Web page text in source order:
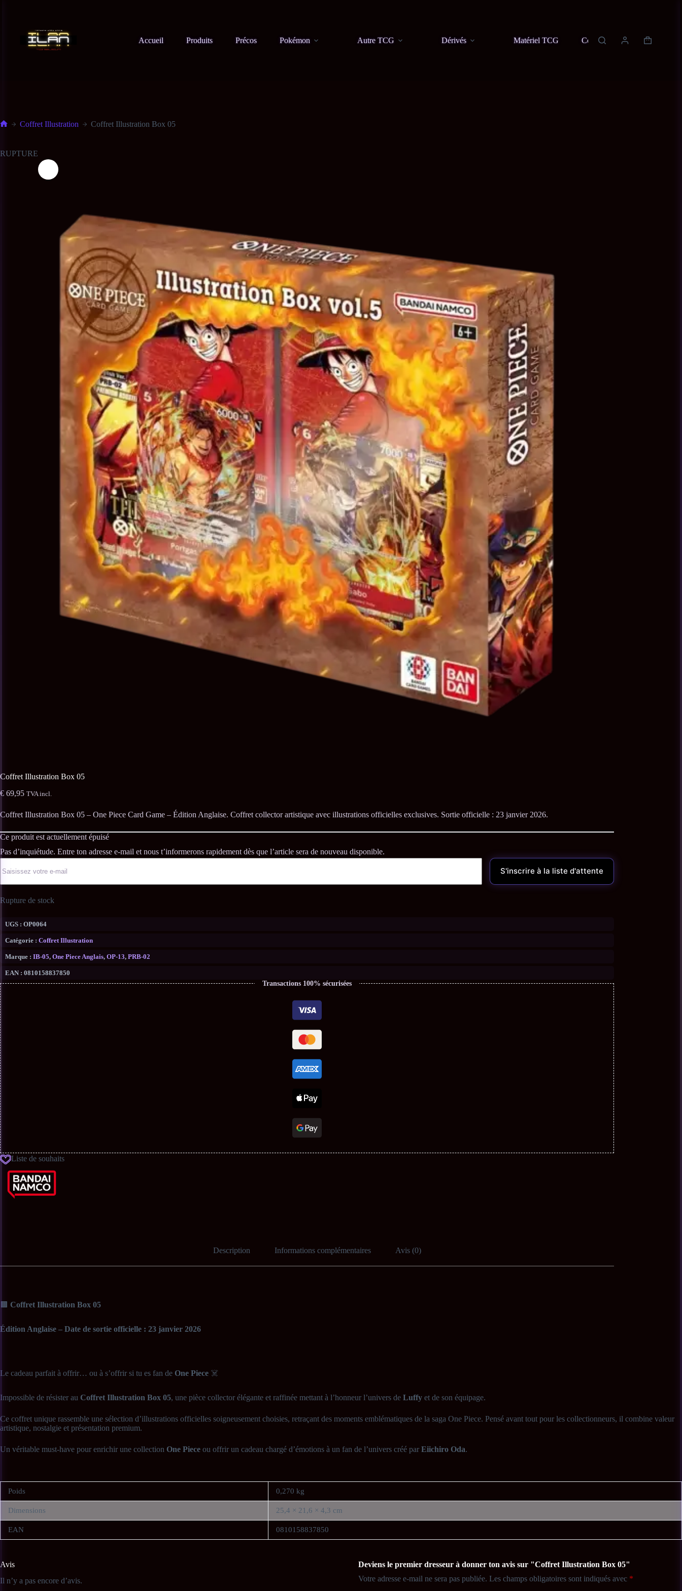
Accueil Produits Précos Pokémon Autre TCG Dérivés Matériel TCG Contact À propos
Coffret Illustration Coffret Illustration Box 05
RUPTURE
Coffret Illustration Box 05
€ 69,95 TVA incl.
Coffret Illustration Box 05 – One Piece Card Game – Édition Anglaise. Coffret collector artistique avec illustrations officielles exclusives. Sortie officielle : 23 janvier 2026.
Rupture de stock
UGS : OP0064
Catégorie : Coffret Illustration
Marque : IB-05, One Piece Anglais, OP-13, PRB-02
EAN : 0810158837850
Transactions 100% sécurisées
Liste de souhaits
Ce produit est actuellement épuisé
S'inscrire à la liste d'attente
Description Informations complémentaires Avis (0)
🟫 Coffret Illustration Box 05
Édition Anglaise – Date de sortie officielle : 23 janvier 2026
Le cadeau parfait à offrir… ou à s’offrir si tu es fan de One Piece ☠️
Impossible de résister au Coffret Illustration Box 05, une pièce collector élégante et raffinée mettant à l’honneur l’univers de Luffy et de son équipage.
Ce coffret unique rassemble une sélection d’illustrations officielles soigneusement choisies, retraçant des moments emblématiques de la saga One Piece. Pensé avant tout pour les collectionneurs, il combine valeur
artistique, nostalgie et présentation premium.
Un véritable must-have pour enrichir une collection One Piece ou offrir un cadeau chargé d’émotions à un fan de l’univers créé par Eiichiro Oda.
• 1 coffret collector Illustration Box 05
• Sélection d’illustrations officielles exclusives
Poids 0,270 kg
Dimensions 25,4 × 21,6 × 4,3 cm
EAN 0810158837850
Avis
Il n’y a pas encore d’avis.
Deviens le premier dresseur à donner ton avis sur "Coffret Illustration Box 05"
Votre adresse e-mail ne sera pas publiée. Les champs obligatoires sont indiqués avec *